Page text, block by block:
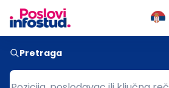
Pretraga
Pozicija, poslodavac ili ključna reč